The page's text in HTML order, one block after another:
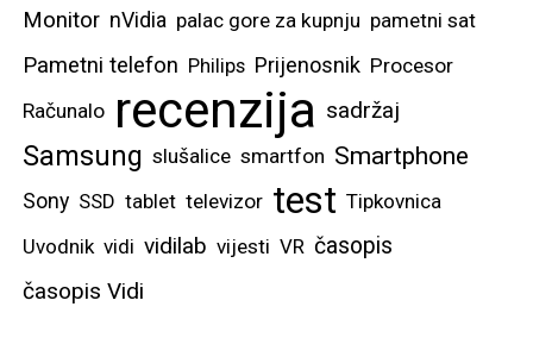
Monitor nVidia palac gore za kupnju pametni sat
Pametni telefon Philips Prijenosnik Procesor
Računalo recenzija sadržaj
Samsung slušalice smartfon Smartphone
Sony SSD tablet televizor test Tipkovnica
Uvodnik vidi vidilab vijesti VR časopis
časopis Vidi